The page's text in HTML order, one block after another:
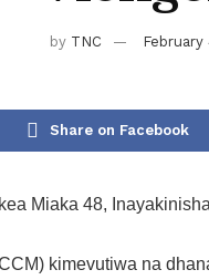
by TNC February
Share on Facebook
Miaka 48,
kimevutiwa na